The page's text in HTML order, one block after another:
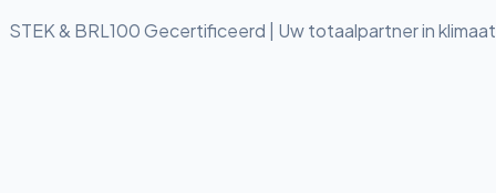
STEK & BRL100 Gecertificeerd Uw totaalpartner in